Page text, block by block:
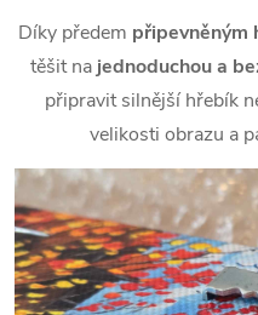
Díky předem připevněným
těšit na jednoduchou a
připravit silnější hřebík
velikosti obrazu a